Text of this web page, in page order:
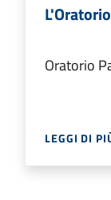
Oratorio
LEGGI DI